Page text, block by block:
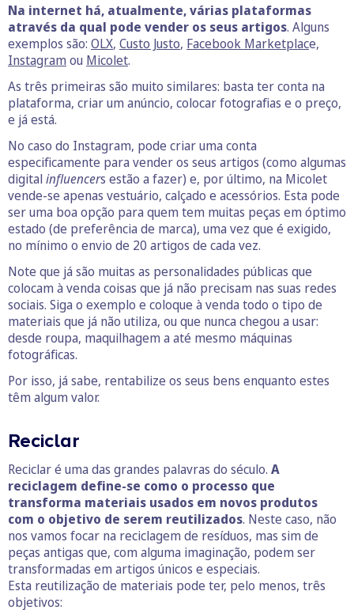
Na internet há, atualmente, várias plataformas
através da qual pode vender os seus artigos. Alguns
exemplos são: OLX, Custo Justo, Facebook Marketplace,
Instagram ou Micolet.
As três primeiras são muito similares: basta ter conta na
plataforma, criar um anúncio, colocar fotografias e o preço,
e já está.
No caso do Instagram, pode criar uma conta
especificamente para vender os seus artigos (como algumas
digital influencers estão a fazer) e, por último, na Micolet
vende-se apenas vestuário, calçado e acessórios. Esta pode
ser uma boa opção para quem tem muitas peças em óptimo
estado (de preferência de marca), uma vez que é exigido,
no mínimo o envio de 20 artigos de cada vez.
Note que já são muitas as personalidades públicas que
colocam à venda coisas que já não precisam nas suas redes
sociais. Siga o exemplo e coloque à venda todo o tipo de
materiais que já não utiliza, ou que nunca chegou a usar:
desde roupa, maquilhagem a até mesmo máquinas
fotográficas.
Por isso, já sabe, rentabilize os seus bens enquanto estes
têm algum valor.
Reciclar
Reciclar é uma das grandes palavras do século. A
reciclagem define-se como o processo que
transforma materiais usados em novos produtos
com o objetivo de serem reutilizados. Neste caso, não
nos vamos focar na reciclagem de resíduos, mas sim de
peças antigas que, com alguma imaginação, podem ser
transformadas em artigos únicos e especiais.
Esta reutilização de materiais pode ter, pelo menos, três
objetivos: